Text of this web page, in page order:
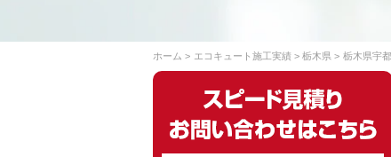
ホーム エコキュート施工実績 栃木県 栃木県宇